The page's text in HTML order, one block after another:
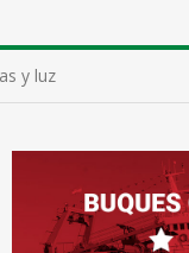
y luz